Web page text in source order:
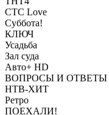
СТС Love
Суббота!
КЛЮЧ
Усадьба
Зал суда
Авто+ HD
ВОПРОСЫ И ОТВЕТЫ
НТВ-ХИТ
Ретро
ПОЕХАЛИ!